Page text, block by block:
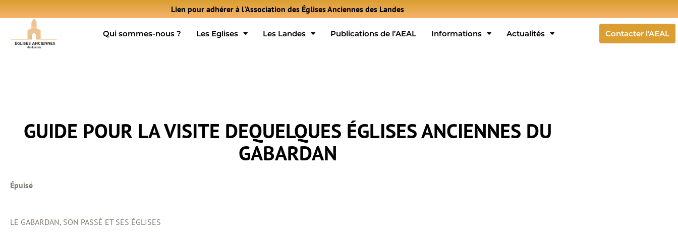
Lien pour adhérer à l'Association des Églises Anciennes des Landes
Qui sommes-nous ? Les Eglises Les Landes Publications de l’AEAL Informations Actualités Contacter l'AEAL
GUIDE POUR LA VISITE DEQUELQUES ÉGLISES ANCIENNES DU
GABARDAN
Épuisé
LE GABARDAN, SON PASSÉ ET SES ÉGLISES